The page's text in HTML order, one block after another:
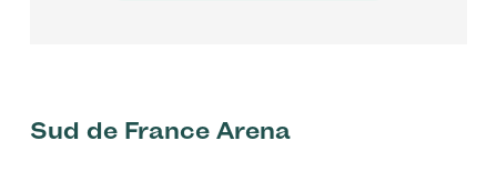
Sud de France Arena